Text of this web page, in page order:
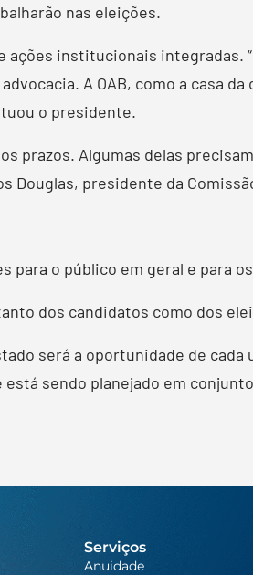
nas eleições.
institucionais integradas.
A OAB, como a casa
o presidente.
prazos. Algumas delas
Douglas, presidente da
o público em geral e para
dos candidatos como dos
será a oportunidade de
sendo planejado em
Serviços
Anuidade